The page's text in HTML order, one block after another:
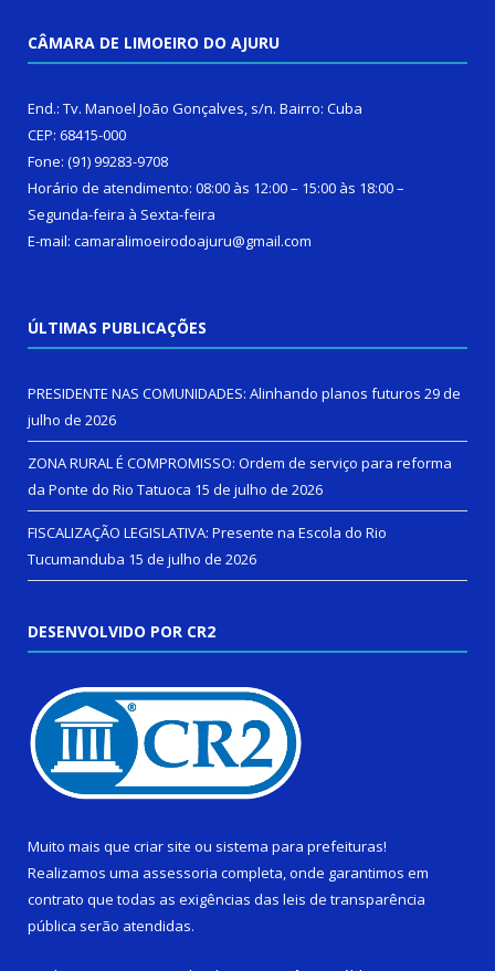
CÂMARA DE LIMOEIRO DO AJURU
End.: Tv. Manoel João Gonçalves, s/n. Bairro: Cuba
CEP: 68415-000
Fone: (91) 99283-9708
Horário de atendimento: 08:00 às 12:00 – 15:00 às 18:00 –
Segunda-feira à Sexta-feira
E-mail: camaralimoeirodoajuru@gmail.com
ÚLTIMAS PUBLICAÇÕES
PRESIDENTE NAS COMUNIDADES: Alinhando planos futuros 29 de
julho de 2026
ZONA RURAL É COMPROMISSO: Ordem de serviço para reforma
da Ponte do Rio Tatuoca 15 de julho de 2026
FISCALIZAÇÃO LEGISLATIVA: Presente na Escola do Rio
Tucumanduba 15 de julho de 2026
DESENVOLVIDO POR CR2
Muito mais que criar site ou sistema para prefeituras!
Realizamos uma assessoria completa, onde garantimos em
contrato que todas as exigências das leis de transparência
pública serão atendidas.